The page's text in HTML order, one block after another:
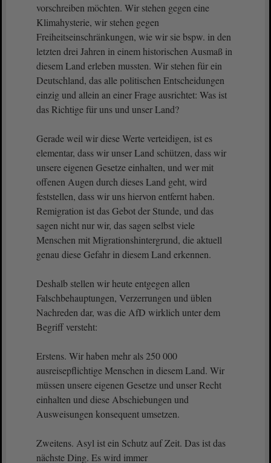
vorschreiben möchten. Wir stehen gegen eine
Klimahysterie, wir stehen gegen
Freiheitseinschränkungen, wie wir sie bspw. in den
letzten drei Jahren in einem historischen Ausmaß in
diesem Land erleben mussten. Wir stehen für ein
Deutschland, das alle politischen Entscheidungen
einzig und allein an einer Frage ausrichtet: Was ist
das Richtige für uns und unser Land?
Gerade weil wir diese Werte verteidigen, ist es
elementar, dass wir unser Land schützen, dass wir
unsere eigenen Gesetze einhalten, und wer mit
offenen Augen durch dieses Land geht, wird
feststellen, dass wir uns hiervon entfernt haben.
Remigration ist das Gebot der Stunde, und das
sagen nicht nur wir, das sagen selbst viele
Menschen mit Migrationshintergrund, die aktuell
genau diese Gefahr in diesem Land erkennen.
Deshalb stellen wir heute entgegen allen
Falschbehauptungen, Verzerrungen und üblen
Nachreden dar, was die AfD wirklich unter dem
Begriff versteht:
Erstens. Wir haben mehr als 250 000
ausreisepflichtige Menschen in diesem Land. Wir
müssen unsere eigenen Gesetze und unser Recht
einhalten und diese Abschiebungen und
Ausweisungen konsequent umsetzen.
Zweitens. Asyl ist ein Schutz auf Zeit. Das ist das
nächste Ding. Es wird immer